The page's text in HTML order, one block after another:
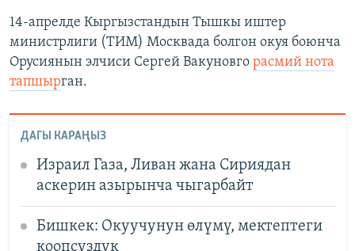
14-апрелде Кыргызстандын Тышкы иштер
министрлиги (ТИМ) Москвада болгон окуя боюнча
Орусиянын элчиси Сергей Вакуновго расмий нота
тапшырган.
ДАГЫ КАРАҢЫЗ
Израил Газа, Ливан жана Сириядан
аскерин азырынча чыгарбайт
Бишкек: Окуучунун өлүмү, мектептеги
коопсуздук